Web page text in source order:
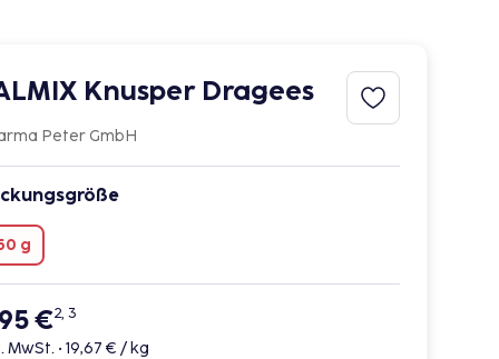
Knusper Dragees
Peter GmbH
g
€2, 3
MwSt. • 19,67 € / kg